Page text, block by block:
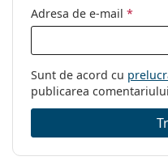
Adresa de e-mail *
Sunt de acord cu
publicarea